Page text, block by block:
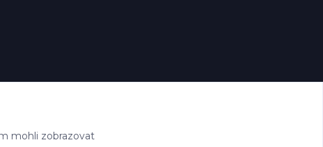
mohli zobrazovat